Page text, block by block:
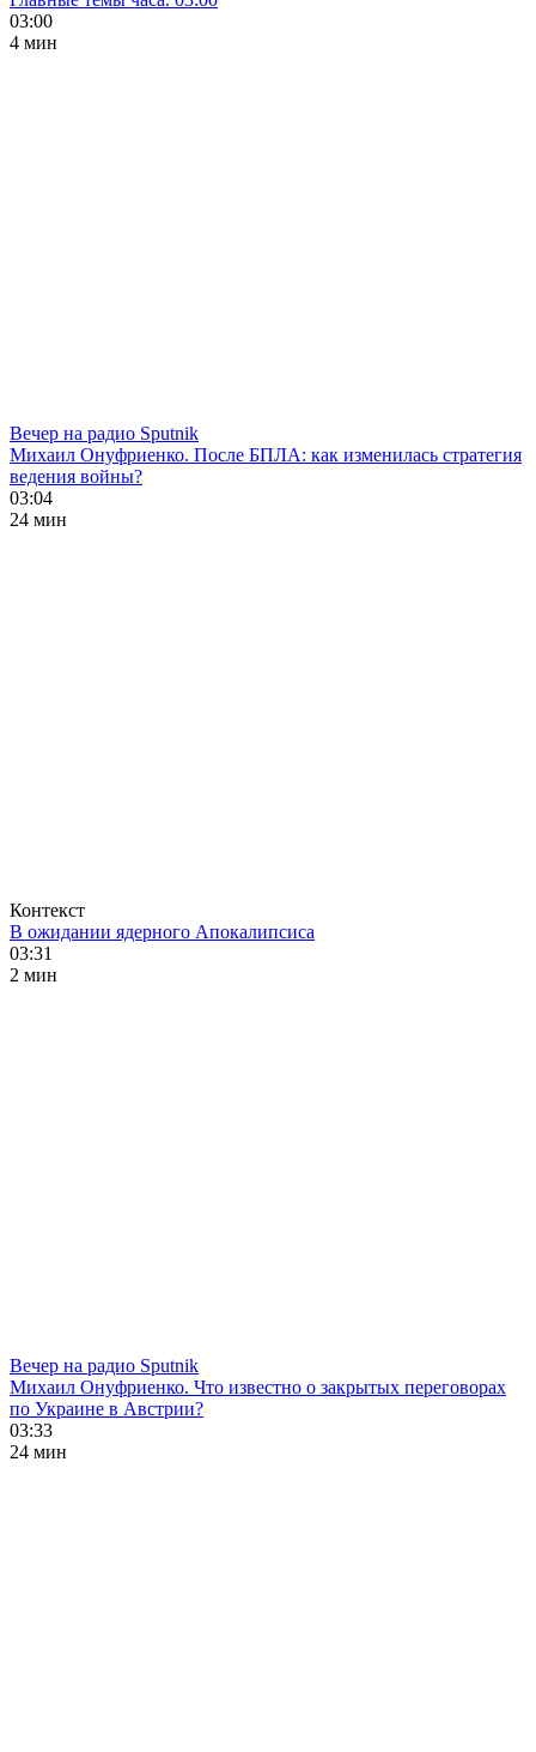
03:00
4 мин
Вечер на радио Sputnik
Михаил Онуфриенко. После БПЛА: как изменилась стратегия
ведения войны?
03:04
24 мин
Контекст
В ожидании ядерного Апокалипсиса
03:31
2 мин
Вечер на радио Sputnik
Михаил Онуфриенко. Что известно о закрытых переговорах
по Украине в Австрии?
03:33
24 мин